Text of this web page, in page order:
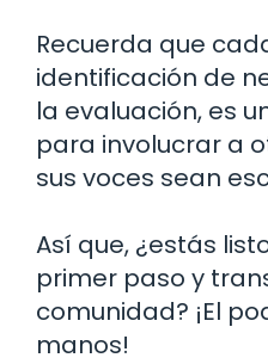
Recuerda que
identificación de
la evaluación, es
para involucrar a
sus voces sean
Así que, ¿estás
primer paso y
comunidad? ¡El
manos!